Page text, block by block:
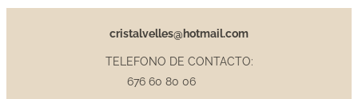
cristalvelles@hotmail.com
TELEFONO DE CONTACTO:
676 60 80 06